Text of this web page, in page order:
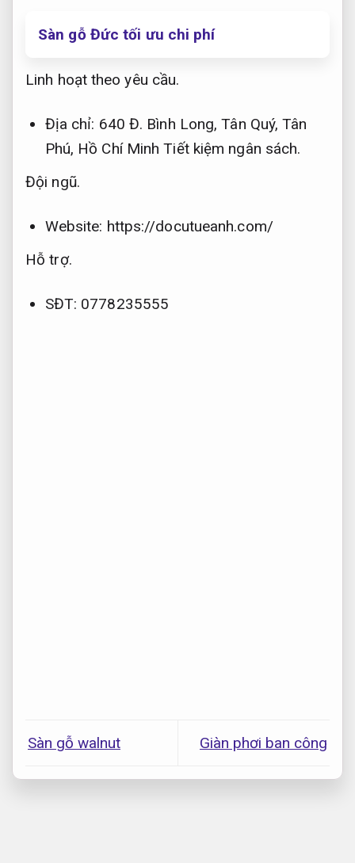
Sàn gỗ Đức tối ưu chi phí
Linh hoạt theo yêu cầu.
Địa chỉ: 640 Đ. Bình Long, Tân Quý, Tân
Phú, Hồ Chí MinhTiết kiệm ngân sách.
Đội ngũ.
Website: https://docutueanh.com/
Hỗ trợ.
SĐT: 0778235555
Sàn gỗ walnut Giàn phơi ban công